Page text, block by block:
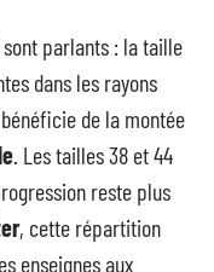
sont parlants : la taille
dans les rayons
de la montée
. Les tailles 38 et 44
reste plus
, cette répartition
enseignes aux